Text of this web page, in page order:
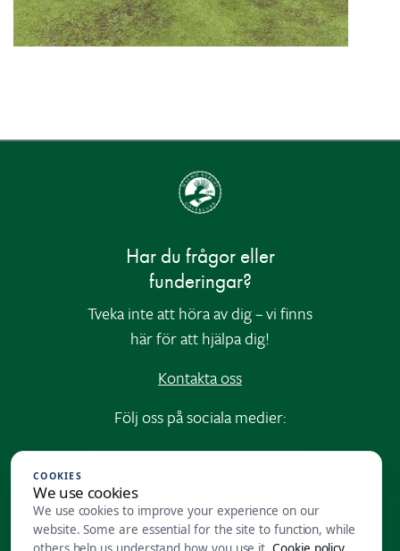
Har du frågor eller
funderingar?
Tveka inte att höra av dig – vi finns
här för att hjälpa dig!
Kontakta oss
Följ oss på sociala medier:
Instagram|Facebook
Varmt välkommen till Malmö
Burlöv Golfklubb
COOKIES
We use cookies
We use cookies to improve your experience on our
website. Some are essential for the site to function, while